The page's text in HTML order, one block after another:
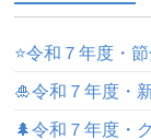
⭐️令和７年度・節
🎍令和７年度・
🌲令和７年度・